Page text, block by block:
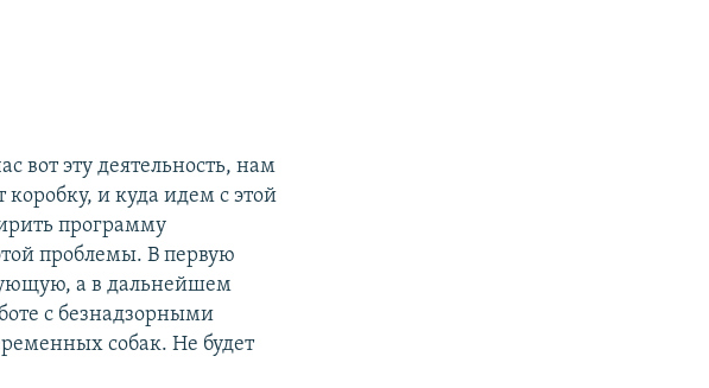
вот эту деятельность, нам
и куда идем с этой
программу
проблемы. В первую
а в дальнейшем
с безнадзорными
собак. Не будет